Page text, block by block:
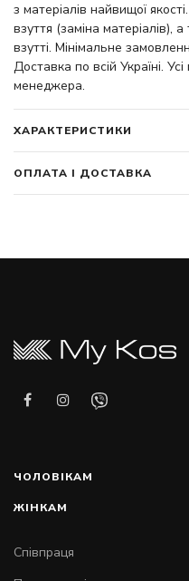
з матеріалів найвищої
взуття (заміна матеріалів),
взутті. Мінімальне
Доставка по всій Україні.
менеджера.
ХАРАКТЕРИСТИКИ
ОПЛАТА І ДОСТАВКА
ЧОЛОВІКАМ
ЖІНКАМ
Співпраця